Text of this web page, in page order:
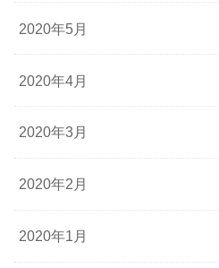
2020年5月
2020年4月
2020年3月
2020年2月
2020年1月